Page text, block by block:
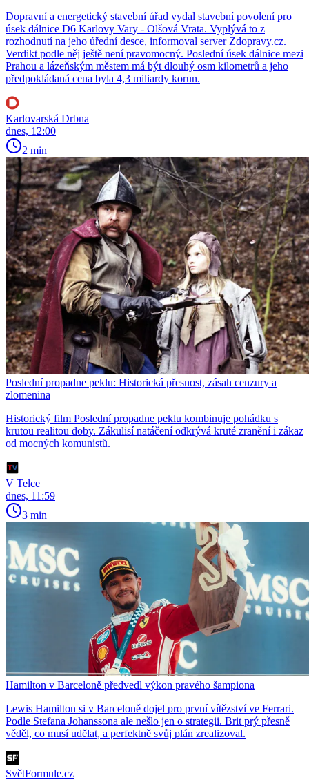
Dopravní a energetický stavební úřad vydal stavební povolení pro
úsek dálnice D6 Karlovy Vary - Olšová Vrata. Vyplývá to z
rozhodnutí na jeho úřední desce, informoval server Zdopravy.cz.
Verdikt podle něj ještě není pravomocný. Poslední úsek dálnice mezi
Prahou a lázeňským městem má být dlouhý osm kilometrů a jeho
předpokládaná cena byla 4,3 miliardy korun.
Karlovarská Drbna
dnes, 12:00
2 min
Poslední propadne peklu: Historická přesnost, zásah cenzury a
zlomenina
Historický film Poslední propadne peklu kombinuje pohádku s
krutou realitou doby. Zákulisí natáčení odkrývá kruté zranění i zákaz
od mocných komunistů.
V Telce
dnes, 11:59
3 min
Hamilton v Barceloně předvedl výkon pravého šampiona
Lewis Hamilton si v Barceloně dojel pro první vítězství ve Ferrari.
Podle Stefana Johanssona ale nešlo jen o strategii. Brit prý přesně
věděl, co musí udělat, a perfektně svůj plán zrealizoval.
SvětFormule.cz